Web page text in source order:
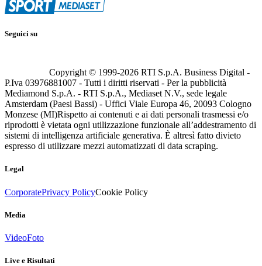
Seguici su
Copyright © 1999-2026 RTI S.p.A. Business Digital -
P.Iva 03976881007 - Tutti i diritti riservati - Per la pubblicità
Mediamond S.p.A. - RTI S.p.A., Mediaset N.V., sede legale
Amsterdam (Paesi Bassi) - Uffici Viale Europa 46, 20093 Cologno
Monzese (MI)Rispetto ai contenuti e ai dati personali trasmessi e/o
riprodotti è vietata ogni utilizzazione funzionale all’addestramento di
sistemi di intelligenza artificiale generativa. È altresì fatto divieto
espresso di utilizzare mezzi automatizzati di data scraping.
Legal
CorporatePrivacy PolicyCookie Policy
Media
VideoFoto
Live e Risultati